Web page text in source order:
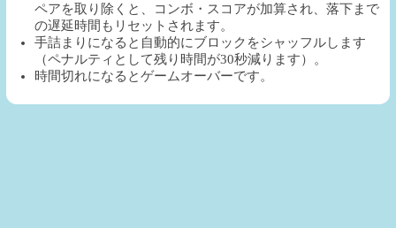
ペアを取り除くと、コンボ・スコアが加算され、落下まで
の遅延時間もリセットされます。
手詰まりになると自動的にブロックをシャッフルします
（ペナルティとして残り時間が30秒減ります）。
時間切れになるとゲームオーバーです。